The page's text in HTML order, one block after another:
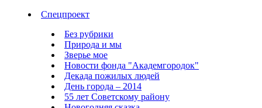
Спецпроект
Без рубрики
Природа и мы
Зверье мое
Новости фонда "Академгородок"
Декада пожилых людей
День города – 2014
55 лет Советскому району